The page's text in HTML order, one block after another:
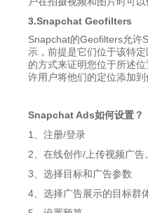
3.Snapchat Geofilters
Snapchat的Geofilters允许
示，前提是它们位于该特
的方式来证明您位于所述
许用户将他们的定位添加到
Snapchat Ads如何设置？
1、注册/登录
2、在线创作/上传视频广告。
3、选择目标和广告参数
4、选择广告展示的目标群